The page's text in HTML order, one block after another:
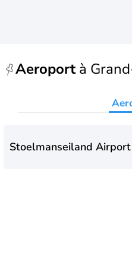
Aeroportà
Stoelmanseiland Airport